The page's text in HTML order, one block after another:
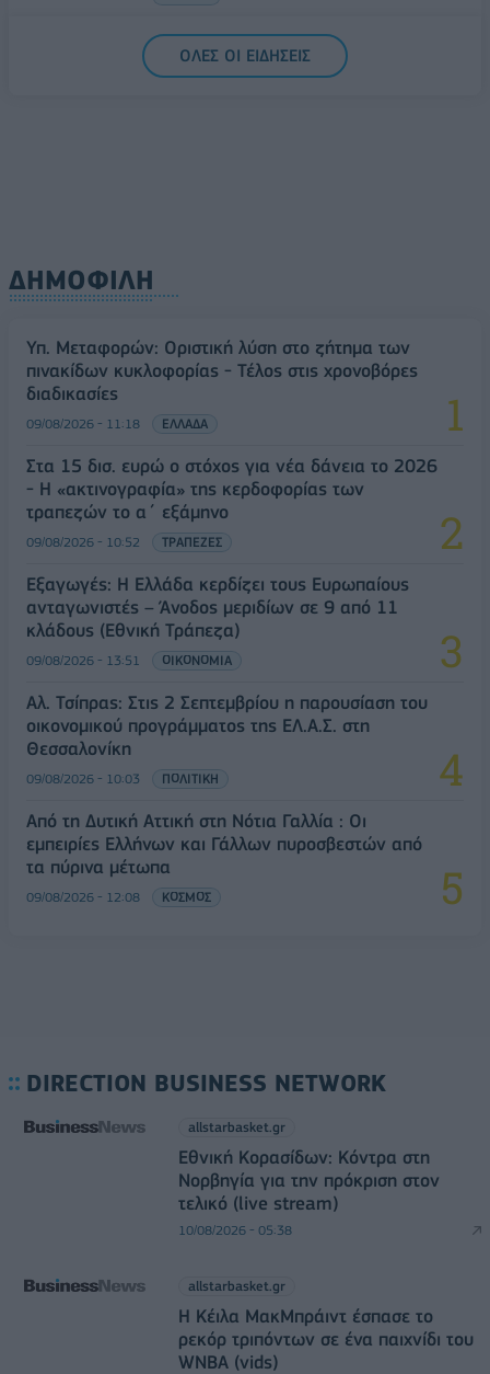
Δεύτερη πηγή εισοδήματος για τους επαγγελματίες
ψαράδες ο αλιευτικός τουρισμός
ΟΛΕΣ ΟΙ ΕΙΔΗΣΕΙΣ
ΔΗΜΟΦΙΛΗ
Υπ. Μεταφορών: Οριστική λύση στο ζήτημα των
πινακίδων κυκλοφορίας - Τέλος στις χρονοβόρες
διαδικασίες
09/08/2026 - 11:18 ΕΛΛΑΔΑ
Στα 15 δισ. ευρώ ο στόχος για νέα δάνεια το 2026
- Η «ακτινογραφία» της κερδοφορίας των
τραπεζών το α΄ εξάμηνο
09/08/2026 - 10:52 ΤΡΑΠΕΖΕΣ
Εξαγωγές: Η Ελλάδα κερδίζει τους Ευρωπαίους
ανταγωνιστές – Άνοδος μεριδίων σε 9 από 11
κλάδους (Εθνική Τράπεζα)
09/08/2026 - 13:51 ΟΙΚΟΝΟΜΙΑ
Αλ. Τσίπρας: Στις 2 Σεπτεμβρίου η παρουσίαση του
οικονομικού προγράμματος της ΕΛ.Α.Σ. στη
Θεσσαλονίκη
09/08/2026 - 10:03 ΠΟΛΙΤΙΚΗ
Από τη Δυτική Αττική στη Νότια Γαλλία : Οι
εμπειρίες Ελλήνων και Γάλλων πυροσβεστών από
τα πύρινα μέτωπα
09/08/2026 - 12:08 ΚΟΣΜΟΣ
DIRECTION BUSINESS NETWORK
allstarbasket.gr
Εθνική Κορασίδων: Κόντρα στη
Νορβηγία για την πρόκριση στον
τελικό (live stream)
10/08/2026 - 05:38
allstarbasket.gr
Η Κέιλα ΜακΜπράιντ έσπασε το
ρεκόρ τριπόντων σε ένα παιχνίδι του
WNBA (vids)